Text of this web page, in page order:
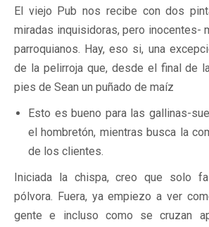
El viejo Pub nos recibe con dos
miradas inquisidoras, pero inocentes-
parroquianos. Hay, eso si, una
de la pelirroja que, desde el final de
pies de Sean un puñado de maíz
Esto es bueno para las gallinas-
el hombretón, mientras busca la
de los clientes.
Iniciada la chispa, creo que solo
pólvora. Fuera, ya empiezo a ver
gente e incluso como se cruzan